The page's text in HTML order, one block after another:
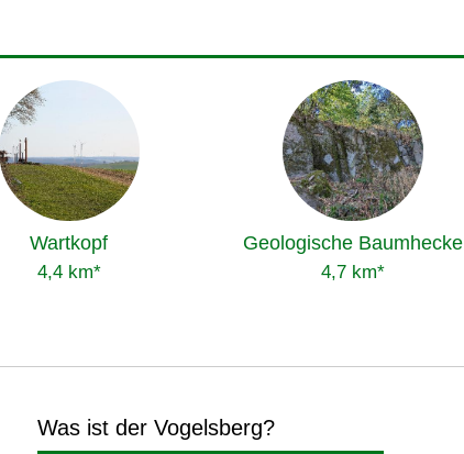
Wartkopf
4,4 km*
Geologische Baumhecke
4,7 km*
Was ist der Vogelsberg?